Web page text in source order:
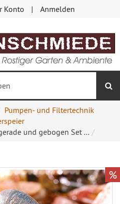
Konto Anmelden
Pumpen- und Filtertechnik
und gebogen Set ...
%